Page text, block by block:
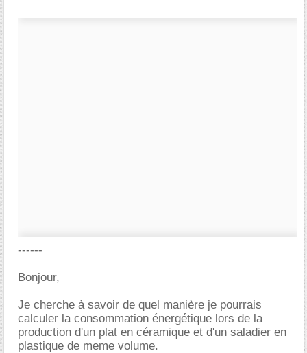
------
Bonjour,
Je cherche à savoir de quel manière je pourrais
calculer la consommation énergétique lors de la
production d'un plat en céramique et d'un saladier en
plastique de meme volume.